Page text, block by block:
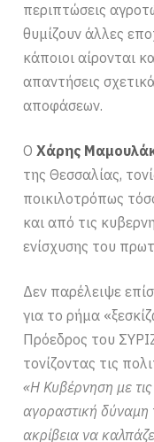
περιπτώσεις
θυμίζουν άλλες
κάποιοι αίρονται
απαντήσεις
αποφάσεων.
ΟΧάρης
της Θεσσαλίας,
ποικιλοτρόπως
και από τις
ενίσχυσης του
Δεν παρέλειψε
για το ρήμα
Πρόεδρος του
τονίζοντας τις
«Η Κυβέρνηση με τις
αγοραστική δύναμη
ακρίβεια να